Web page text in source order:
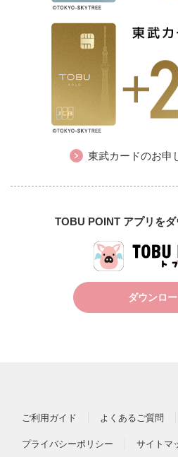
東武カードのお申
TOBU POINT アプリを
ダウンロ
ご利用ガイド よくあるご質問
プライバシーポリシー サイトマ